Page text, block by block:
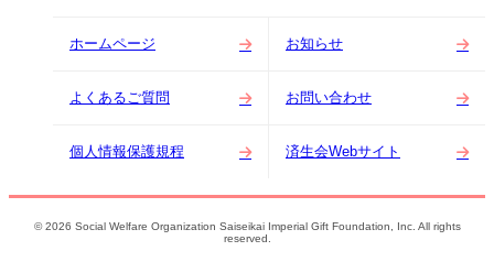
ホームページ お知らせ
よくあるご質問 お問い合わせ
個人情報保護規程 済生会Webサイト
© 2026 Social Welfare Organization Saiseikai Imperial Gift Foundation, Inc. All rights
reserved.